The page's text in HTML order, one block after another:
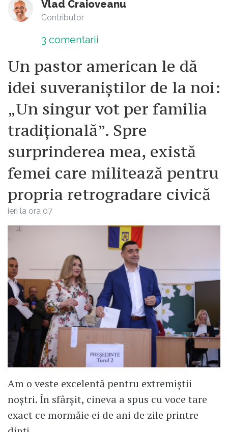
Vlad Craioveanu
Contributor
3 comentarii
Un pastor american le dă
idei suveraniștilor de la noi:
„Un singur vot per familia
tradițională”. Spre
surprinderea mea, există
femei care militează pentru
propria retrogradare civică
ieri la ora 07
Am o veste excelentă pentru extremiștii
noștri. În sfârșit, cineva a spus cu voce tare
exact ce mormăie ei de ani de zile printre